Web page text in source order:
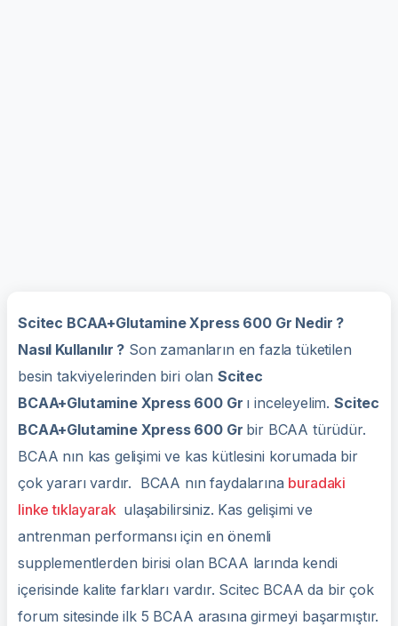
Scitec BCAA+Glutamine Xpress 600 Gr Nedir ?
Nasıl Kullanılır ? Son zamanların en fazla tüketilen
besin takviyelerinden biri olan Scitec
BCAA+Glutamine Xpress 600 Gr ı inceleyelim. Scitec
BCAA+Glutamine Xpress 600 Gr bir BCAA türüdür.
BCAA nın kas gelişimi ve kas kütlesini korumada bir
çok yararı vardır. BCAA nın faydalarına buradaki
linke tıklayarak ulaşabilirsiniz. Kas gelişimi ve
antrenman performansı için en önemli
supplementlerden birisi olan BCAA larında kendi
içerisinde kalite farkları vardır. Scitec BCAA da bir çok
forum sitesinde ilk 5 BCAA arasına girmeyi başarmıştır.